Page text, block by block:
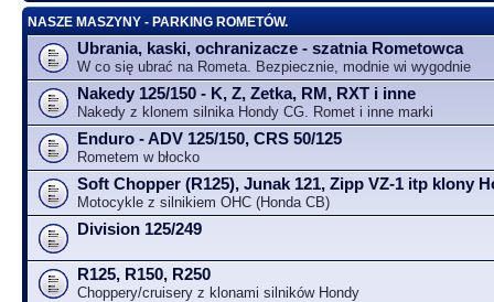
NASZE MASZYNY - PARKING ROMETÓW.
Ubrania, kaski, ochranizacze - szatnia Rometowca
W co się ubrać na Rometa. Bezpiecznie, modnie wi wygodnie
Nakedy 125/150 - K, Z, Zetka, RM, RXT i inne
Nakedy z klonem silnika Hondy CG. Romet i inne marki
Enduro - ADV 125/150, CRS 50/125
Rometem w błocko
Soft Chopper (R125), Junak 121, Zipp VZ-1 itp klony
Motocykle z silnikiem OHC (Honda CB)
Division 125/249
R125, R150, R250
Choppery/cruisery z klonami silników Hondy